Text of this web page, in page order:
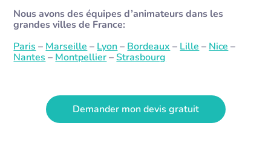
Nous avons des équipes d’animateurs dans les
grandes villes de France:
Paris – Marseille – Lyon– Bordeaux – Lille – Nice –
Nantes – Montpellier–Strasbourg
Demander mon devis gratuit